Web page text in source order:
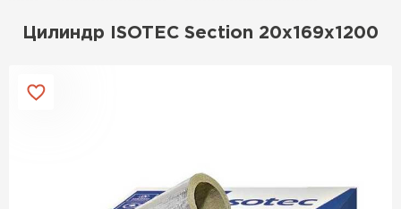
Цилиндр ISOTEC Section 20х169х1200
Утеплитель Ветонит
Утеплитель Rockwool